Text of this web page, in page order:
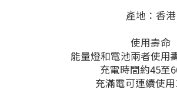
產地：香港
使用壽命
能量燈和電池兩者使用
充電時間約45至
充滿電可連續使